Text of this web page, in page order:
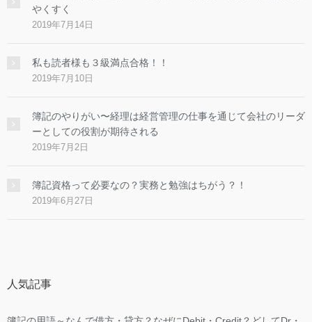
やくすく
2019年7月14日
私も読者様も３級満点合格！！
2019年7月10日
簿記のやりがい〜経理は経営管理の仕事を通じて会社のリーダ
ーとしての役割が期待される
2019年7月2日
簿記資格って必要なの？実務と勉強はちがう？！
2019年6月27日
人気記事